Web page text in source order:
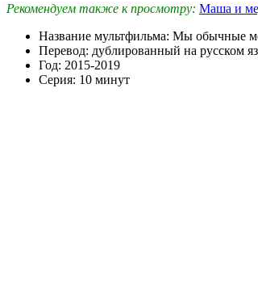
Рекомендуем также к просмотру: Маша и
Название мультфильма: Мы обычные
Перевод: дублированный на русском
Год: 2015-2019
Серия: 10 минут